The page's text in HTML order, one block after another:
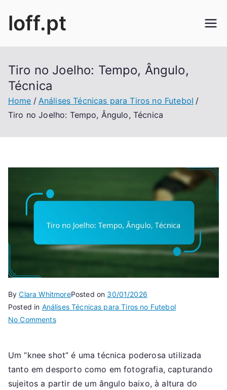
loff.pt
Tiro no Joelho: Tempo, Ângulo,
Técnica
Home
Análises Técnicas para Tiros no Futebol
Tiro no Joelho: Tempo, Ângulo, Técnica
ByClara WhitmorePosted on 30/01/2026
Posted in Análises Técnicas para Tiros no Futebol
No Commentson
Joelho:
Tempo,
Ângulo,
Um “knee shot” é uma técnica poderosa utilizada
tanto em desporto como em fotografia, capturando
sujeitos a partir de um ângulo baixo, à altura do